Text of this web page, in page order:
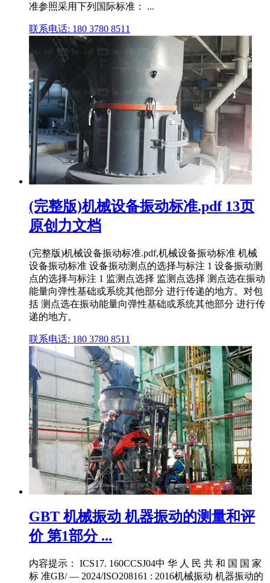
准参照采用下列国际标准： ...
联系电话: 180 3780 8511
(完整版)机械设备振动标准.pdf 13页
原创力文档
(完整版)机械设备振动标准.pdf,机械设备振动标准 机械
设备振动标准 设备振动测点的选择与标注 1 设备振动测
点的选择与标注 1 监测点选择 监测点选择 测点选在振动
能量向弹性基础或系统其他部分 进行传递的地方。对包
括 测点选在振动能量向弹性基础或系统其他部分 进行传
递的地方。
联系电话: 180 3780 8511
GBT 机械振动 机器振动的测量和评
价 第1部分 ...
内容提示： ICS17. 160CCSJ04中 华 人 民 共 和 国 国 家
标 准GB/ — 2024/ISO208161 : 2016机械振动 机器振动的